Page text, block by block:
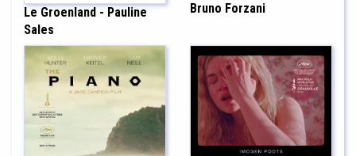
Le Groenland - Pauline
Sales
Bruno Forzani